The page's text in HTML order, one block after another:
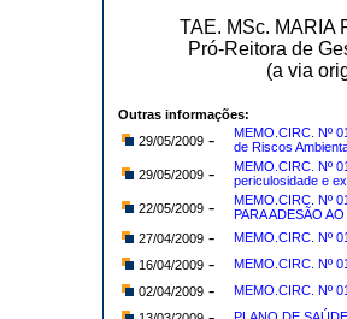
TAE. MSc. MARIA
Pró-Reitora de
(a via
Outras informações:
29/05/2009-
MEMO.CIRC. Nº
de Riscos
29/05/2009-
MEMO.CIRC. Nº
periculosidade e
22/05/2009-
MEMO.CIRC. Nº
PARA ADESÃO
27/04/2009-
MEMO.CIRC. Nº
16/04/2009-
MEMO.CIRC. Nº
02/04/2009-
MEMO.CIRC. Nº